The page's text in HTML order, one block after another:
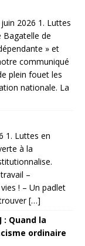
2026 1. Luttes
Bagatelle de
» et
communiqué
plein fouet les
nationale. La
1. Luttes en
à la
–
! – Un padlet
[…]
: Quand la
ordinaire